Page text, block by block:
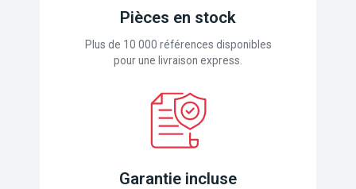
Pièces en stock
Plus de 10 000 références disponibles
pour une livraison express.
Garantie incluse